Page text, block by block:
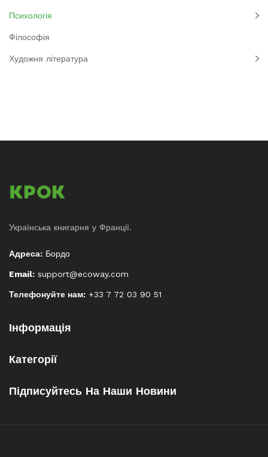
Психологія
Філософія
Художня література
Українська книгарня у Франції.
Адреса: Бордо
Email: support@ecoway.com
Телефонуйте нам: +33 7 72 03 90 51
Інформація
Категорії
Підписуйтесь На Наши Новини